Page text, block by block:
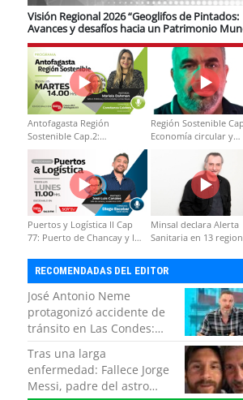
Visión Regional 2026 “Geoglifos de Pintados:
Avances y desafíos hacia un Patrimonio
de Unesco”
Antofagasta Región
Sostenible Cap.2:
Educación ambiental y
formación de capacidades
técnicas
Región Sostenible
Economía circular y
Puertos y Logística II Cap
77: Puerto de Chancay y la
Minsal declara Alerta
Sanitaria en 13
RECOMENDADAS DEL EDITOR
José Antonio Neme
protagonizó accidente de
tránsito en Las Condes:
Colisionó con un
motociclista
Tras una larga
enfermedad: Fallece Jorge
Messi, padre del astro